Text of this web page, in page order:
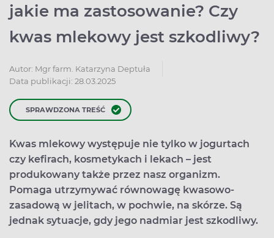
jakie ma zastosowanie? Czy
kwas mlekowy jest szkodliwy?
Autor: Mgr farm. Katarzyna Deptuła
Data publikacji: 28.03.2025
SPRAWDZONA TREŚĆ
Kwas mlekowy występuje nie tylko w jogurtach
czy kefirach, kosmetykach i lekach – jest
produkowany także przez nasz organizm.
Pomaga utrzymywać równowagę kwasowo-
zasadową w jelitach, w pochwie, na skórze. Są
jednak sytuacje, gdy jego nadmiar jest szkodliwy.